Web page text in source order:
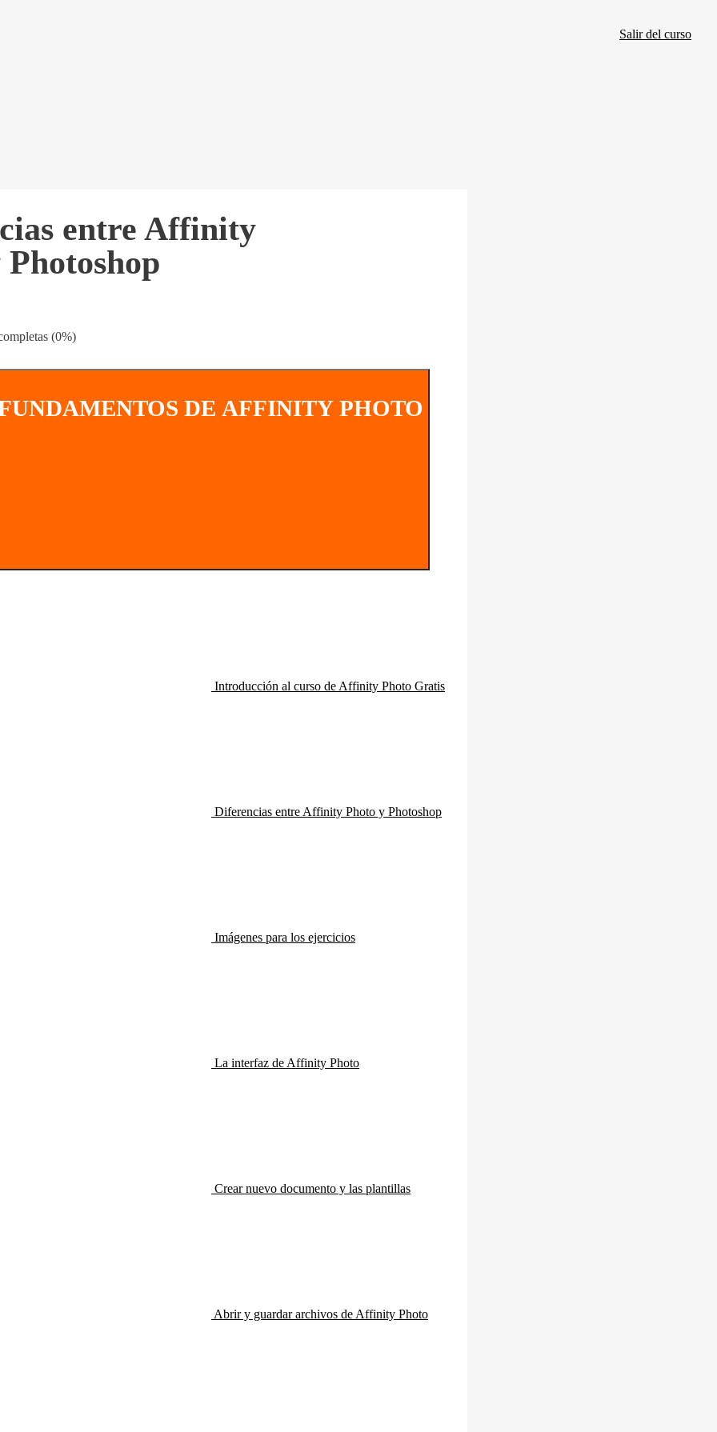
Salir del curso
entre Affinity
(0%)
DE AFFINITY PHOTO
Introducción al curso de Affinity Photo Gratis
Diferencias entre Affinity Photo y Photoshop
Imágenes para los ejercicios
La interfaz de Affinity Photo
Crear nuevo documento y las plantillas
Abrir y guardar archivos de Affinity Photo